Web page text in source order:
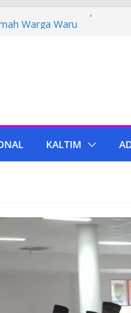
PPU Tebar Kepedulian
Cepu
di KIPP Karena Jual
Bupati PPU Dukung
Lampu, Polres PPU
KALTIM